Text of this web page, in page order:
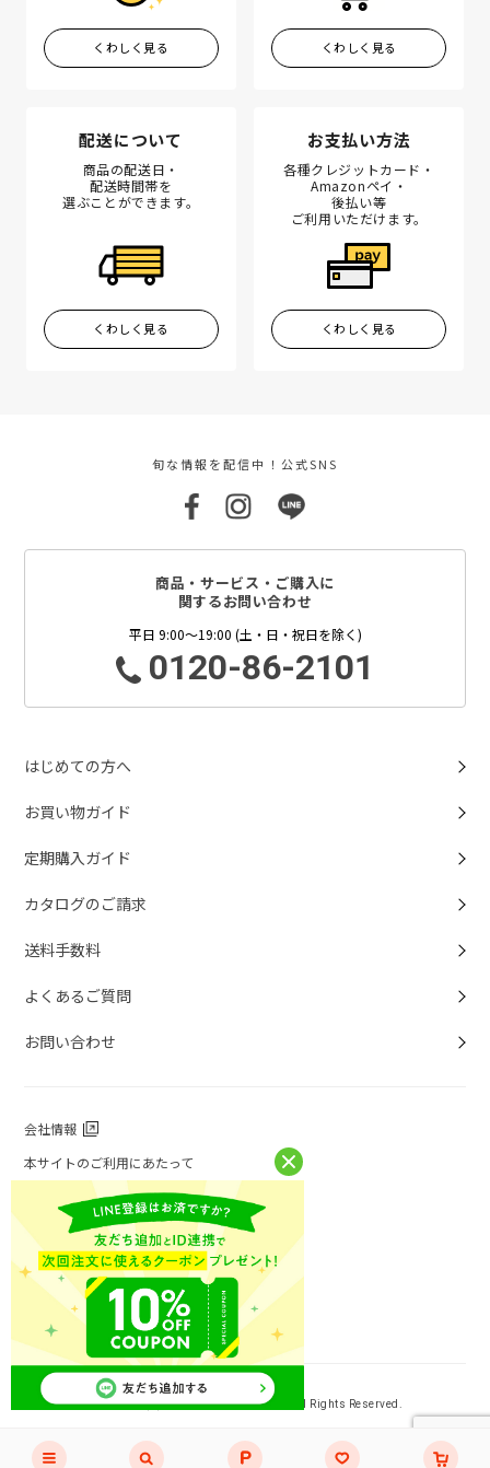
くわしく見る くわしく見る
配送について
商品の配送日・
配送時間帯を
選ぶことができます。
くわしく見る
お支払い方法
各種クレジットカード・
Amazonペイ・
後払い等
ご利用いただけます。
くわしく見る
旬な情報を配信中！公式SNS
商品・サービス・ご購入に
関するお問い合わせ
平日 9:00～19:00 (土・日・祝日を除く)
0120-86-2101
はじめての方へ
お買い物ガイド
定期購入ガイド
カタログのご請求
送料手数料
よくあるご質問
お問い合わせ
会社情報
本サイトのご利用にあたって
個人情報保護方針
個人情報取扱について
特定商取引法に基づく表記
お問い合わせ
ニチレイフーズ公式ホームページ
Copyright (C) NICHIREI FOODS INC. All Rights Reserved.